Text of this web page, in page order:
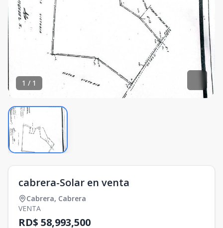
1 / 1
cabrera-Solar en venta
Cabrera, Cabrera
VENTA
RD$ 58,993,500